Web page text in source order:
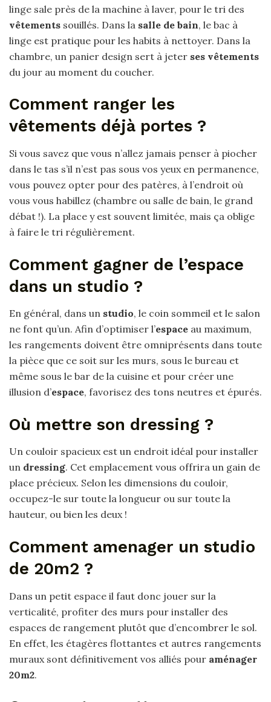
linge sale près de la machine à laver, pour le tri des
vêtements souillés. Dans la salle de bain, le bac à
linge est pratique pour les habits à nettoyer. Dans la
chambre, un panier design sert à jeter ses vêtements
du jour au moment du coucher.
Comment ranger les
vêtements déjà portes ?
Si vous savez que vous n’allez jamais penser à piocher
dans le tas s’il n’est pas sous vos yeux en permanence,
vous pouvez opter pour des patères, à l’endroit où
vous vous habillez (chambre ou salle de bain, le grand
débat !). La place y est souvent limitée, mais ça oblige
à faire le tri régulièrement.
Comment gagner de l’espace
dans un studio ?
En général, dans un studio, le coin sommeil et le salon
ne font qu’un. Afin d’optimiser l’espace au maximum,
les rangements doivent être omniprésents dans toute
la pièce que ce soit sur les murs, sous le bureau et
même sous le bar de la cuisine et pour créer une
illusion d’espace, favorisez des tons neutres et épurés.
Où mettre son dressing ?
Un couloir spacieux est un endroit idéal pour installer
un dressing. Cet emplacement vous offrira un gain de
place précieux. Selon les dimensions du couloir,
occupez-le sur toute la longueur ou sur toute la
hauteur, ou bien les deux !
Comment amenager un studio
de 20m2 ?
Dans un petit espace il faut donc jouer sur la
verticalité, profiter des murs pour installer des
espaces de rangement plutôt que d’encombrer le sol.
En effet, les étagères flottantes et autres rangements
muraux sont définitivement vos alliés pour aménager
20m2.